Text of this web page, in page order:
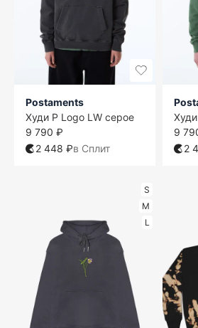
Postaments
Худи P Logo LW серое
9 790 ₽
2 448 ₽в Сплит
9
2
S
M
L